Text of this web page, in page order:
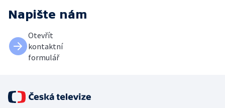
Napište nám
Otevřít
kontaktní
formulář